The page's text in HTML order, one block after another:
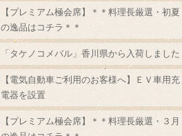
【プレミアム極会席】＊＊料理長厳選・初夏
の逸品はコチラ＊＊
「タケノコメバル」香川県から入荷しました
【電気自動車ご利用のお客様へ】ＥＶ車用充
電器を設置
【プレミアム極会席】＊＊料理長厳選・３月